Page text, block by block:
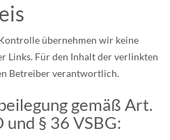
übernehmen wir keine
Links. Für den Inhalt der verlinkten
Betreiber verantwortlich.
gemäß Art.
und § 36 VSBG: